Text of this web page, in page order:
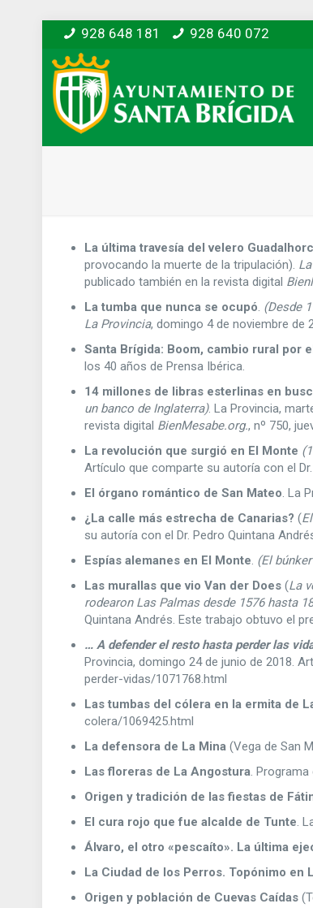
928 648 181 928 640 072
La última travesía del velero
provocando la muerte de la tripulación).
publicado también en la revista digital
La tumba que nunca se ocupó. (Desde
La Provincia, domingo 4 de noviembre de
Santa Brígida: Boom, cambio rural por
los 40 años de Prensa Ibérica.
14 millones de libras esterlinas en
un banco de Inglaterra). La Provincia,
revista digital BienMesabe.org., nº 750,
La revolución que surgió en El Monte
Artículo que comparte su autoría con el
El órgano romántico de San Mateo. La
¿La calle más estrecha de Canarias? (
su autoría con el Dr. Pedro Quintana
Espías alemanes en El Monte. (El
Las murallas que vio Van der Does(La
rodearon Las Palmas desde 1576 hasta
Quintana Andrés. Este trabajo obtuvo el
… A defender el resto hasta perder las
Provincia, domingo 24 de junio de 2018.
perder-vidas/1071768.html
Las tumbas del cólera en la ermita de
colera/1069425.html
La defensora de La Mina(Vega de San
Las floreras de La Angostura. Programa
Origen y tradición de las fiestas de
El cura rojo que fue alcalde de Tunte.
Álvaro, el otro «pescaíto». La última
La Ciudad de los Perros. Topónimo en
Origen y población de Cuevas Caídas